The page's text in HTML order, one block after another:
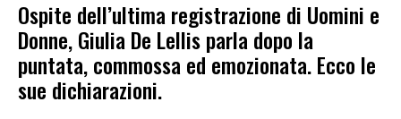
Ospite dell’ultima registrazione di Uomini e
Donne, Giulia De Lellis parla dopo la
puntata, commossa ed emozionata. Ecco le
sue dichiarazioni.